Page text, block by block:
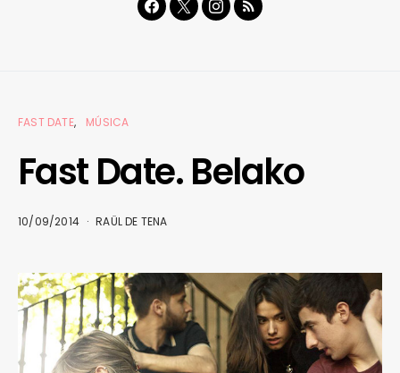
FAST DATE MÚSICA
Fast Date. Belako
10/09/2014 RAÜL DE TENA